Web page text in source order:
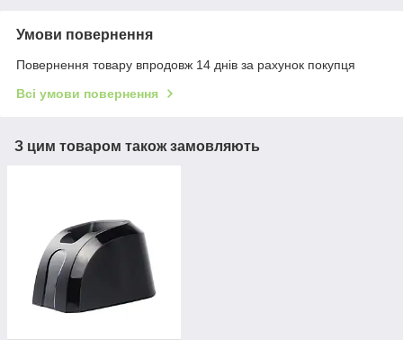
Умови повернення
Повернення товару впродовж 14 днів за рахунок покупця
Всі умови повернення
З цим товаром також замовляють